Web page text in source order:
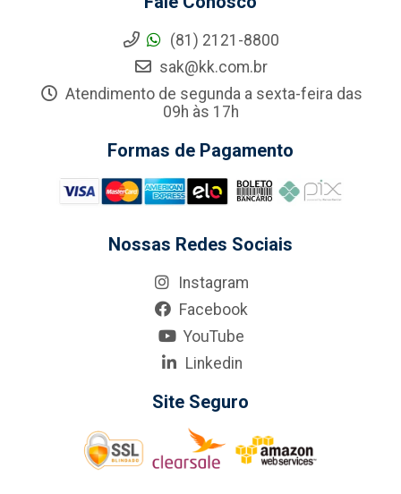
(81) 2121-8800
sak@kk.com.br
Atendimento de segunda a sexta-feira das
09h às 17h
Formas de Pagamento
Nossas Redes Sociais
Instagram
Facebook
YouTube
Linkedin
Site Seguro